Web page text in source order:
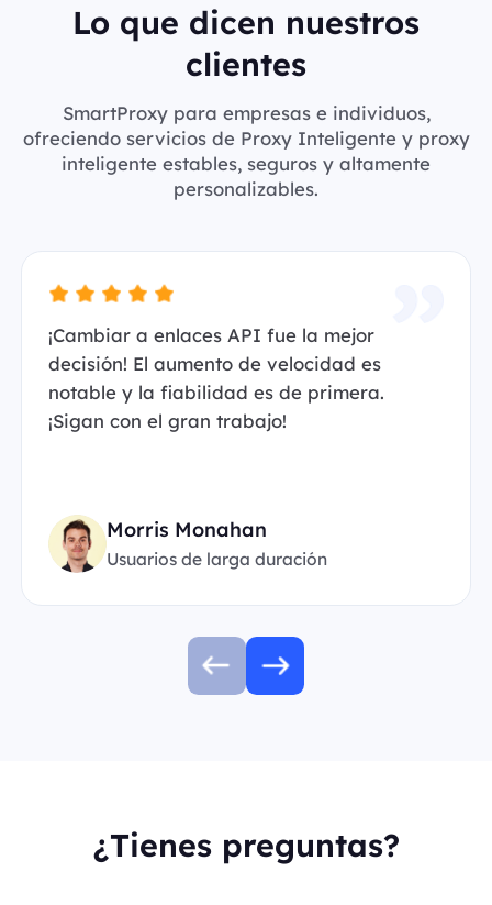
Lo que dicen nuestros
clientes
SmartProxy para empresas e individuos,
ofreciendo servicios de Proxy Inteligente y proxy
inteligente estables, seguros y altamente
personalizables.
¡Cambiar a enlaces API fue la mejor
decisión! El aumento de velocidad es
notable y la fiabilidad es de primera.
¡Sigan con el gran trabajo!
Morris Monahan
Usuarios de larga duración
¿Tienes preguntas?